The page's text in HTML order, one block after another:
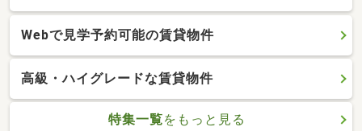
Webで見学予約可能の賃貸物件
高級・ハイグレードな賃貸物件
特集一覧をもっと見る